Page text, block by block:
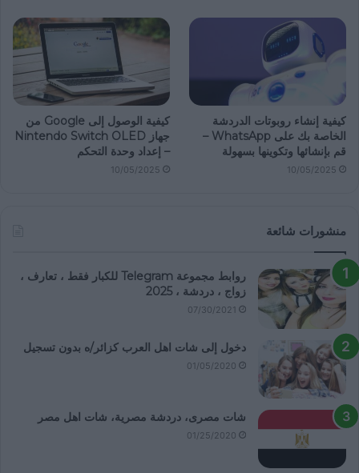
كيفية إنشاء روبوتات الدردشة
الخاصة بك على WhatsApp –
قم بإنشائها وتكوينها بسهولة
10/05/2025
كيفية الوصول إلى Google من
جهاز Nintendo Switch OLED
– إعداد وحدة التحكم
10/05/2025
منشورات شائعة
روابط مجموعة Telegram للكبار فقط ، تعارف ،
زواج ، دردشة ، 2025
07/30/2021
دخول إلى شات اهل العرب كزائر/ه بدون تسجيل
01/05/2020
شات مصرى، دردشة مصرية، شات اهل مصر
01/25/2020